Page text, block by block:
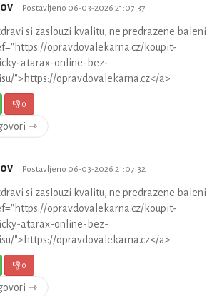
Postavljeno 06-03-2026 21:07:37
si zaslouzi kvalitu, ne predrazene baleni
opravdovalekarna.cz/koupit-
atarax-online-bez-
">https://opravdovalekarna.cz</a>
👎0
⇾
Postavljeno 06-03-2026 21:07:32
si zaslouzi kvalitu, ne predrazene baleni
opravdovalekarna.cz/koupit-
atarax-online-bez-
">https://opravdovalekarna.cz</a>
👎0
⇾